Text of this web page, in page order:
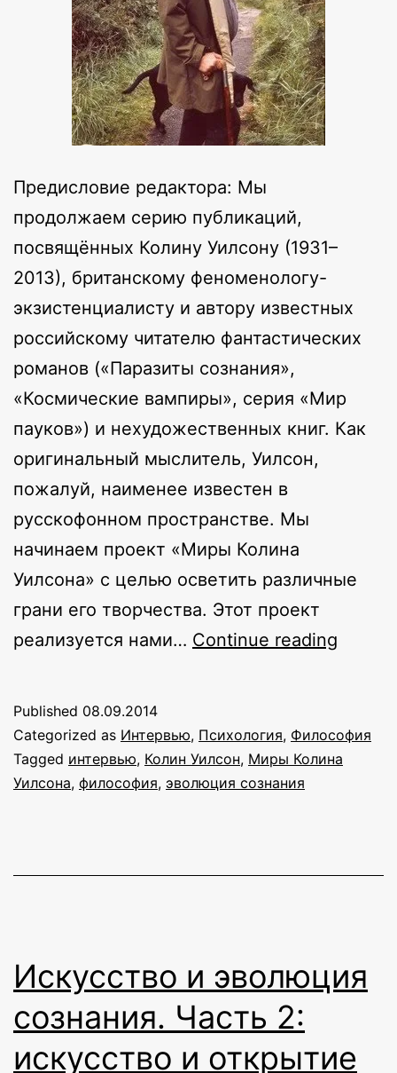
Предисловие редактора: Мы
продолжаем серию публикаций,
посвящённых Колину Уилсону (1931–
2013), британскому феноменологу-
экзистенциалисту и автору известных
российскому читателю фантастических
романов («Паразиты сознания»,
«Космические вампиры», серия «Мир
пауков») и нехудожественных книг. Как
оригинальный мыслитель, Уилсон,
пожалуй, наименее известен в
русскофонном пространстве. Мы
начинаем проект «Миры Колина
Уилсона» с целью осветить различные
грани его творчества. Этот проект
реализуется нами… Continue reading
Published 08.09.2014
Categorized as Интервью, Психология, Философия
Tagged интервью, Колин Уилсон, Миры Колина
Уилсона, философия, эволюция сознания
Искусство и эволюция
сознания. Часть 2:
искусство и открытие